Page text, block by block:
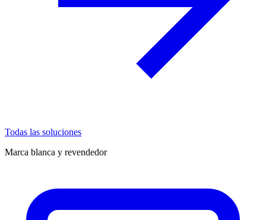
Todas las soluciones
Marca blanca y revendedor